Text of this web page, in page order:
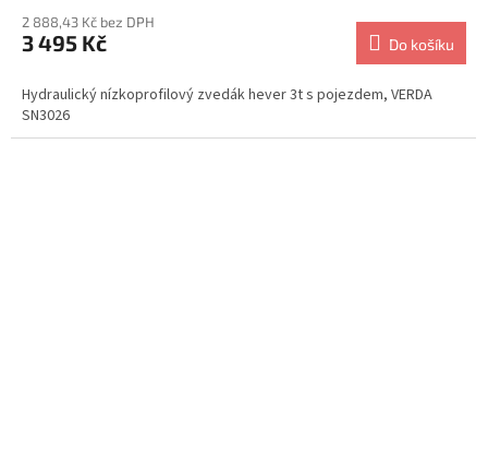
2 888,43 Kč bez DPH
3 495 Kč Do košíku
Hydraulický nízkoprofilový zvedák hever 3t s pojezdem, VERDA
SN3026